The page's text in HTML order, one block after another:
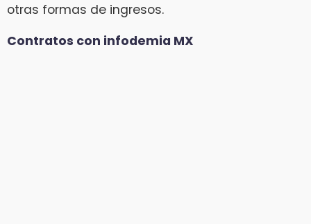
otras formas de ingresos.
Contratos con infodemia MX